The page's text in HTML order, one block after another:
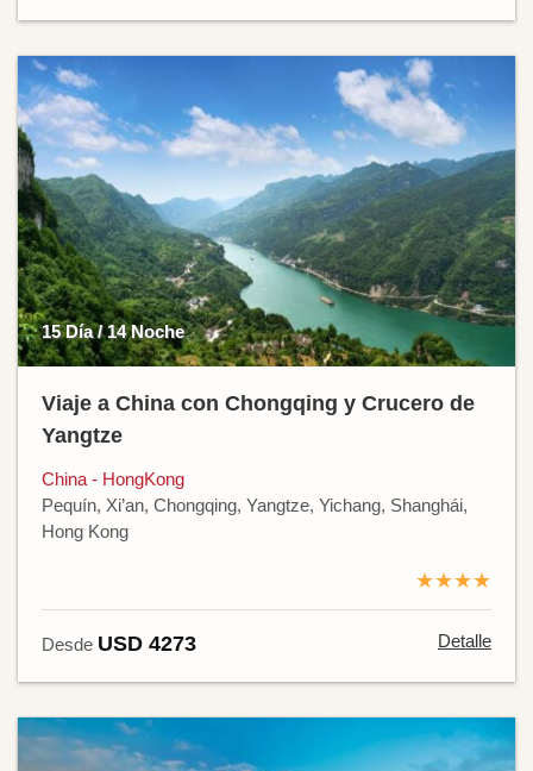
15 Día / 14 Noche
Viaje a China con Chongqing y Crucero de
Yangtze
China - HongKong
Pequín, Xi’an, Chongqing, Yangtze, Yichang, Shanghái,
Hong Kong
★★★★
Desde USD 4273 Detalle